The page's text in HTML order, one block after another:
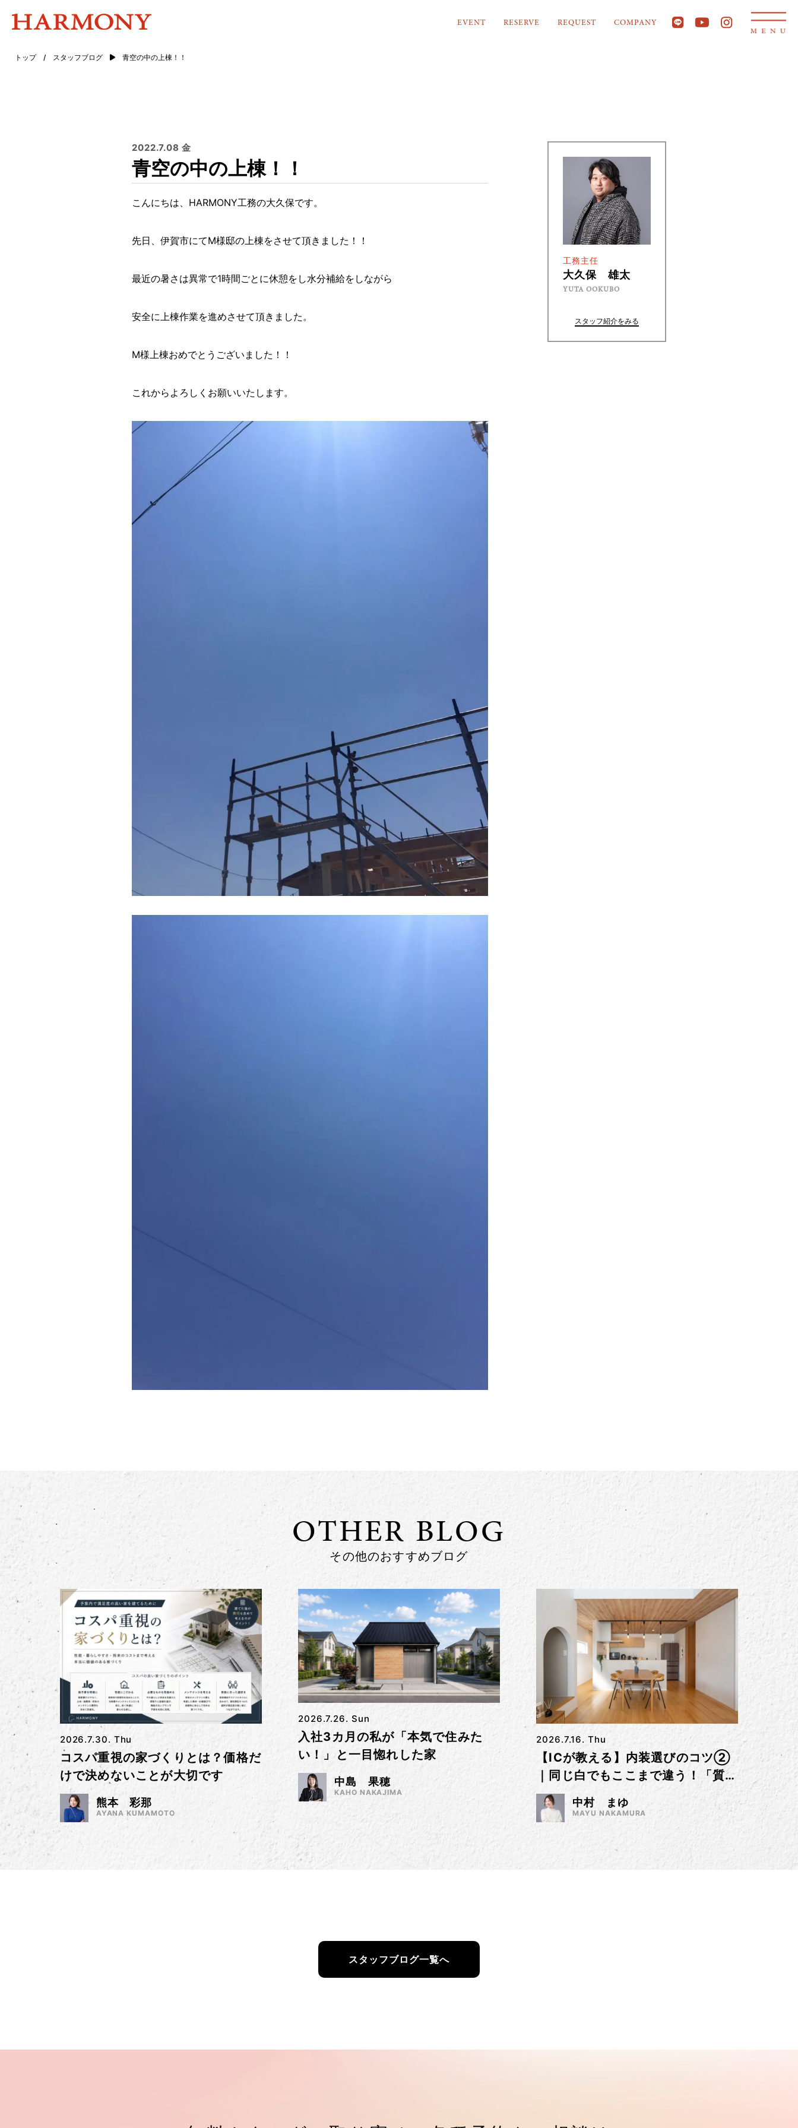
EVENT RESERVE REQUEST COMPANY
トップ/ スタッフブログ 青空の中の上棟！！
2022.7.08 金
青空の中の上棟！！
こんにちは、HARMONY工務の大久保です。
先日、伊賀市にてM様邸の上棟をさせて頂きました！！
最近の暑さは異常で1時間ごとに休憩をし水分補給をしながら
安全に上棟作業を進めさせて頂きました。
M様上棟おめでとうございました！！
これからよろしくお願いいたします。
工務主任
大久保 雄太
YUTA OOKUBO
スタッフ紹介をみる
OTHER BLOG
その他のおすすめブログ
2026.7.30. Thu
コスパ重視の家づくりとは？価格だ
けで決めないことが大切です
熊本 彩那
AYANA KUMAMOTO
2026.7.26. Sun
入社3カ月の私が「本気で住みた
い！」と一目惚れした家
中島 果穂
KAHO NAKAJIMA
2026.7.16. Thu
【ICが教える】内装選びのコツ②
｜同じ白でもここまで違う！「質感
（テクスチャー）」で差をつけるコ
ツ
中村 まゆ
MAYU NAKAMURA
スタッフブログ一覧へ